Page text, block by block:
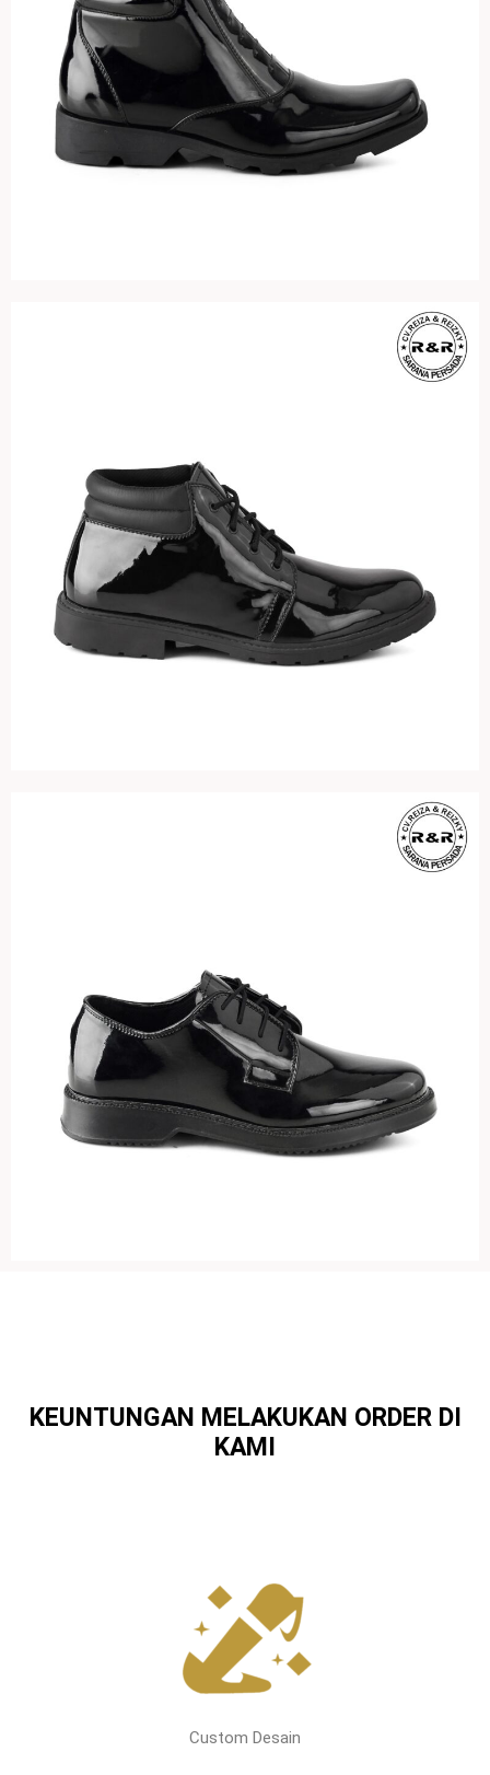
KEUNTUNGAN MELAKUKAN ORDER DI
KAMI
Custom Desain